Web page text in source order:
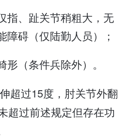
指、趾关节稍粗大，无
障碍（仅陆勤人员）；
形（条件兵除外）。
超过15度，肘关节外翻
超过前述规定但存在功